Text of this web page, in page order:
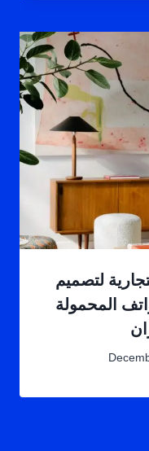
لتصميم
المحمولة